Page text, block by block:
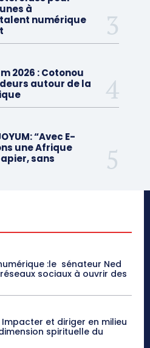
à
numérique
2026 : Cotonou
autour de la
“Avec E-
une Afrique
sans
:le sénateur Ned
sociaux à ouvrir des
et diriger en milieu
spirituelle du